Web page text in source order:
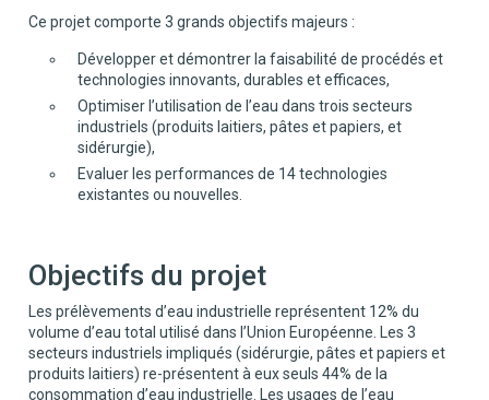
Ce projet comporte 3 grands objectifs majeurs :
Développer et démontrer la faisabilité de procédés et
technologies innovants, durables et efficaces,
Optimiser l’utilisation de l’eau dans trois secteurs
industriels (produits laitiers, pâtes et papiers, et
sidérurgie),
Evaluer les performances de 14 technologies
existantes ou nouvelles.
Objectifs du projet
Les prélèvements d’eau industrielle représentent 12% du
volume d’eau total utilisé dans l’Union Européenne. Les 3
secteurs industriels impliqués (sidérurgie, pâtes et papiers et
produits laitiers) re-présentent à eux seuls 44% de la
consommation d’eau industrielle. Les usages de l’eau